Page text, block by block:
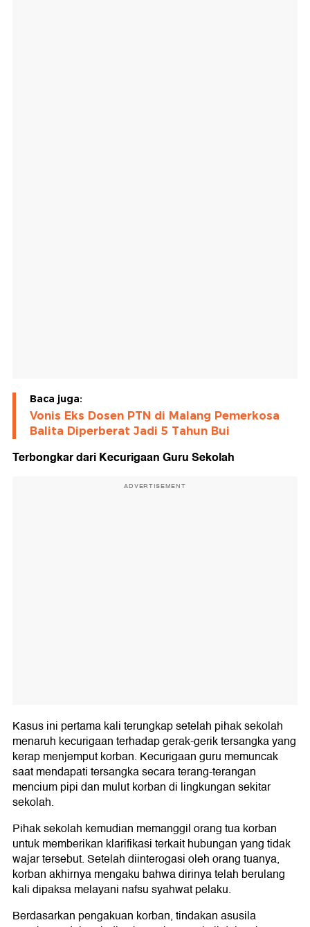
Baca juga:
Vonis Eks Dosen PTN di Malang Pemerkosa
Balita Diperberat Jadi 5 Tahun Bui
Terbongkar dari Kecurigaan Guru Sekolah
ADVERTISEMENT
Kasus ini pertama kali terungkap setelah pihak sekolah
menaruh kecurigaan terhadap gerak-gerik tersangka yang
kerap menjemput korban. Kecurigaan guru memuncak
saat mendapati tersangka secara terang-terangan
mencium pipi dan mulut korban di lingkungan sekitar
sekolah.
Pihak sekolah kemudian memanggil orang tua korban
untuk memberikan klarifikasi terkait hubungan yang tidak
wajar tersebut. Setelah diinterogasi oleh orang tuanya,
korban akhirnya mengaku bahwa dirinya telah berulang
kali dipaksa melayani nafsu syahwat pelaku.
Berdasarkan pengakuan korban, tindakan asusila